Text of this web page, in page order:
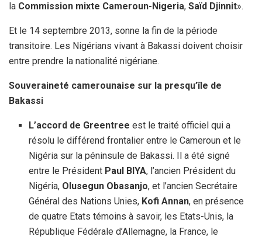
la Commission mixte Cameroun-Nigeria, Saïd Djinnit».
Et le 14 septembre 2013, sonne la fin de la période
transitoire. Les Nigérians vivant à Bakassi doivent choisir
entre prendre la nationalité nigériane.
Souveraineté camerounaise sur la presqu’île de
Bakassi
L’accord de Greentree est le traité officiel qui a
résolu le différend frontalier entre le Cameroun et le
Nigéria sur la péninsule de Bakassi. Il a été signé
entre le Président Paul BIYA, l’ancien Président du
Nigéria, Olusegun Obasanjo, et l’ancien Secrétaire
Général des Nations Unies, Kofi Annan, en présence
de quatre Etats témoins à savoir, les Etats-Unis, la
République Fédérale d’Allemagne, la France, le